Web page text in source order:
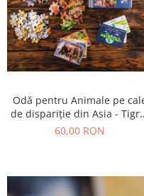
Odă pentru Animale pe
de dispariție din Asia -
Siberian, Urangutanul și
60,00 RON